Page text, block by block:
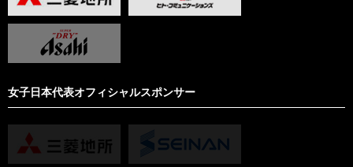
女子日本代表オフィシャルスポンサー